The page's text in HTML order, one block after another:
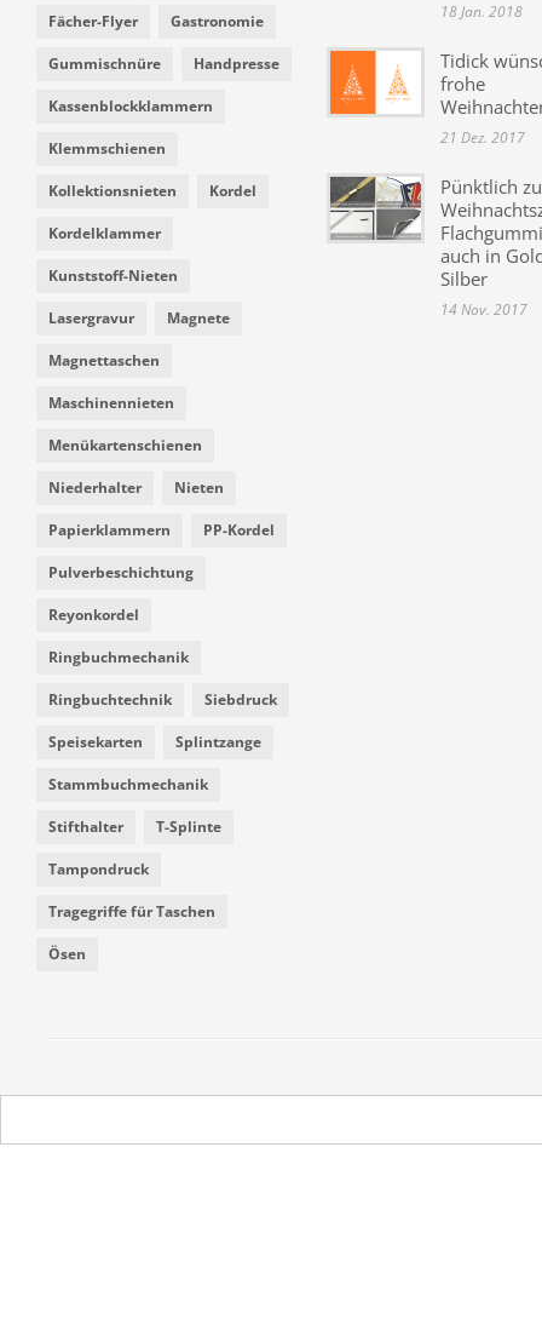
Fächer-Flyer Gastronomie
Gummischnüre Handpresse
Kassenblockklammern
Klemmschienen
Kollektionsnieten Kordel
Kordelklammer
Kunststoff-Nieten
Lasergravur Magnete
Magnettaschen
Maschinennieten
Menükartenschienen
Niederhalter Nieten
Papierklammern PP-Kordel
Pulverbeschichtung
Reyonkordel
Ringbuchmechanik
Ringbuchtechnik Siebdruck
Speisekarten Splintzange
Stammbuchmechanik
Stifthalter T-Splinte
Tampondruck
Tragegriffe für Taschen
Ösen
18 Jan. 2018
Tidick
frohe
21 Dez. 2017
Pünktlich
auch in
Silber
14 Nov. 2017